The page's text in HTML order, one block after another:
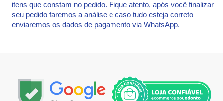
itens que constam no pedido. Fique atento, após você finalizar
seu pedido faremos a análise e caso tudo esteja correto
enviaremos os dados de pagamento via WhatsApp.